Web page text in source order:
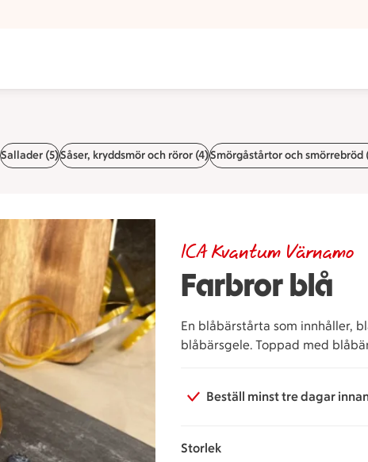
Sallader (5)Såser, kryddsmör och röror (4)Smörgåstårtor och smörrebröd
Farbror blå
ICA Kvantum Värnamo
En blåbärstårta som innhåller,
blåbärsgele. Toppad med
Beställ minst tre dagar
Storlek